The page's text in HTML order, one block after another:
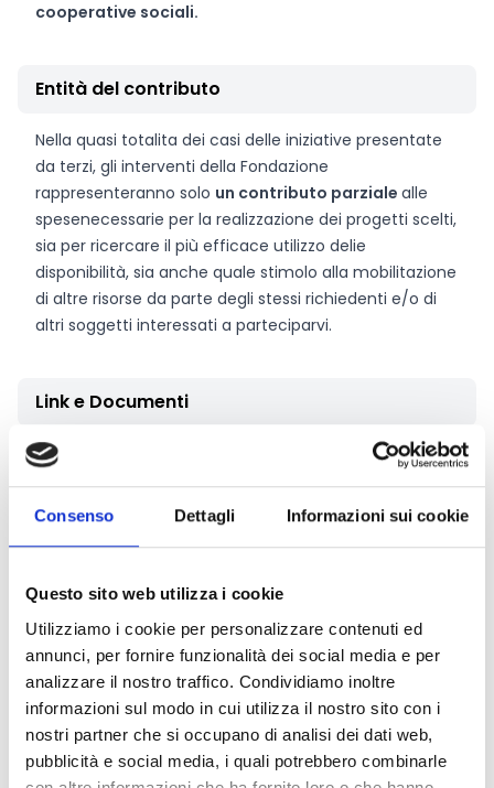
Consenso Dettagli Informazioni sui cookie
Questo sito web utilizza i cookie
Utilizziamo i cookie per personalizzare contenuti ed
annunci, per fornire funzionalità dei social media e per
analizzare il nostro traffico. Condividiamo inoltre
informazioni sul modo in cui utilizza il nostro sito con i
nostri partner che si occupano di analisi dei dati web,
pubblicità e social media, i quali potrebbero combinarle
cooperative sociali.
Entità del contributo
Nella quasi totalita dei casi delle iniziative presentate
da terzi, gli interventi della Fondazione
rappresenteranno solo un contributo parziale alle
spesenecessarie per la realizzazione dei progetti scelti,
sia per ricercare il più efficace utilizzo delie
disponibilità, sia anche quale stimolo alla mobilitazione
di altre risorse da parte degli stessi richiedenti e/o di
altri soggetti interessati a parteciparvi.
Link e Documenti
Pagina web per formulari e documenti
Modulo Domanda di Contributo
Documento Programmatico Previsionale
ufficiale del bando per gli aggiornamenti e le
Consigli degli esperti
Le domande di contributo devono essere
presentate entro il 31 marzo di ogni annotramite il